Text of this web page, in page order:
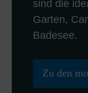
sind die
Garten,
Badesee.
Zu den